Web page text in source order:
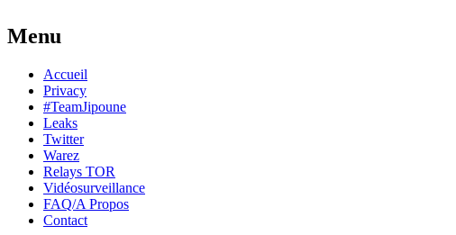
Menu
Skip
content
Accueil
Privacy
#TeamJipoune
Leaks
Twitter
Warez
Relays TOR
Vidéosurveillance
FAQ/A Propos
Contact